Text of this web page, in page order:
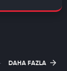
DAHA FAZLA